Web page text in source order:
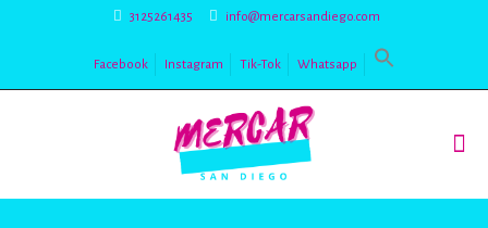
3125261435 info@mercarsandiego.com
Facebook Instagram Tik-Tok Whatsapp